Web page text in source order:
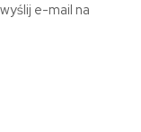
e-mail na